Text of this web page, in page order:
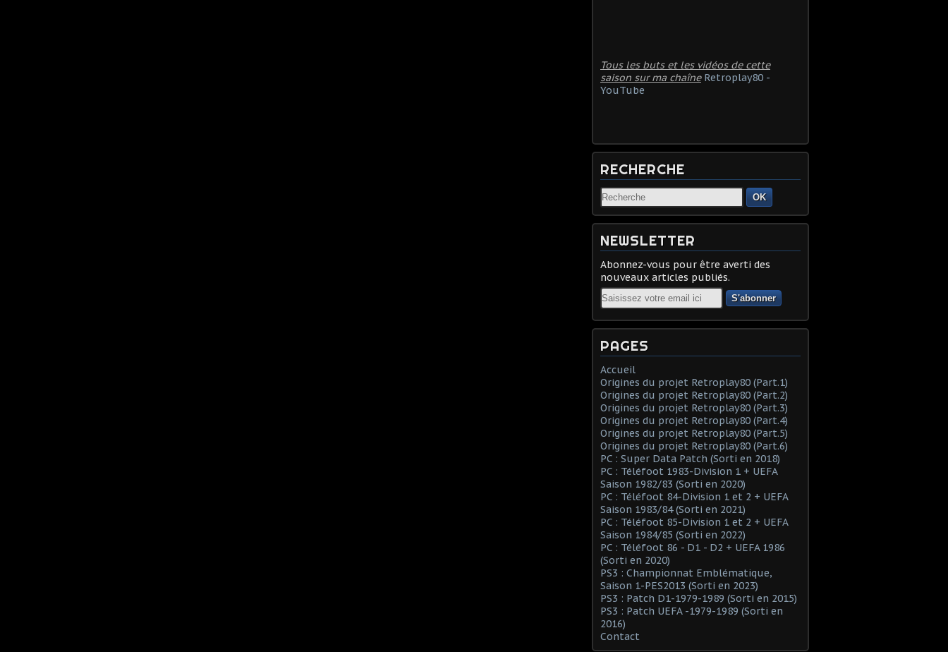
Tous les buts et les vidéos de cette
saison sur ma chaîne Retroplay80 -
YouTube
RECHERCHE
OK
NEWSLETTER
Abonnez-vous pour être averti des
nouveaux articles publiés.
Email
PAGES
Accueil
Origines du projet Retroplay80 (Part.1)
Origines du projet Retroplay80 (Part.2)
Origines du projet Retroplay80 (Part.3)
Origines du projet Retroplay80 (Part.4)
Origines du projet Retroplay80 (Part.5)
Origines du projet Retroplay80 (Part.6)
PC : Super Data Patch (Sorti en 2018)
PC : Téléfoot 1983-Division 1 + UEFA
Saison 1982/83 (Sorti en 2020)
PC : Téléfoot 84-Division 1 et 2 + UEFA
Saison 1983/84 (Sorti en 2021)
PC : Téléfoot 85-Division 1 et 2 + UEFA
Saison 1984/85 (Sorti en 2022)
PC : Téléfoot 86 - D1 - D2 + UEFA 1986
(Sorti en 2020)
PS3 : Championnat Emblématique,
Saison 1-PES2013 (Sorti en 2023)
PS3 : Patch D1-1979-1989 (Sorti en 2015)
PS3 : Patch UEFA -1979-1989 (Sorti en
2016)
Contact